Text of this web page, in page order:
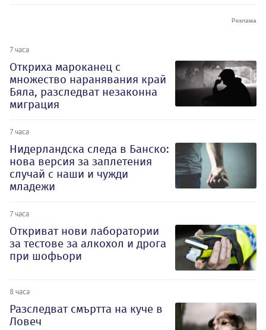
7 часа
Откриха мароканец с
множество наранявания край
Бяла, разследват незаконна
миграция
7 часа
Нидерландска следа в Банско:
нова версия за заплетения
случай с наши и чужди
младежи
7 часа
Откриват нови лаборатории
за тестове за алкохол и дрога
при шофьори
8 часа
Разследват смъртта на куче в
Ловеч